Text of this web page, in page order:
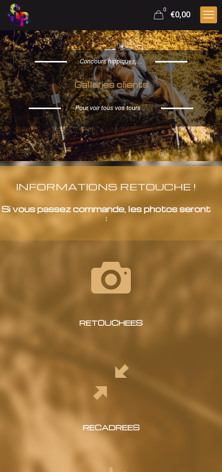
0
€0,00
Concours hippiques, ...
Galleries clients
Pour voir tous vos tours ...
INFORMATIONS RETOUCHE !
Si vous passez commande, les photos seront
:
RETOUCHEES
RECADREES